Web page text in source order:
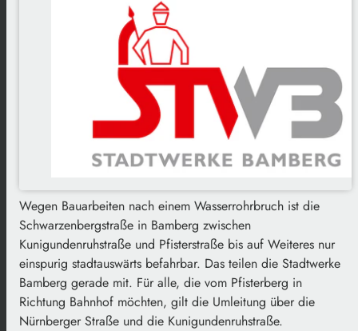
Wegen Bauarbeiten nach einem Wasserrohrbruch ist die
Schwarzenbergstraße in Bamberg zwischen
Kunigundenruhstraße und Pfisterstraße bis auf Weiteres nur
einspurig stadtauswärts befahrbar. Das teilen die Stadtwerke
Bamberg gerade mit. Für alle, die vom Pfisterberg in
Richtung Bahnhof möchten, gilt die Umleitung über die
Nürnberger Straße und die Kunigundenruhstraße.